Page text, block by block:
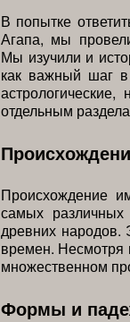
В попытке
Агапа, мы
Мы изучили и
как важный шаг в
отдельным
Происхождение
самых
древних народов.
времен. Несмотря
множественном
Формы и